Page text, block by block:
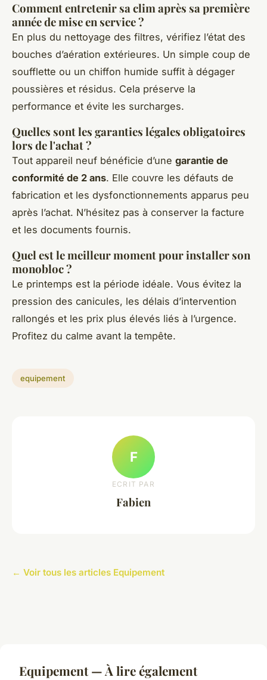
Comment entretenir sa clim après sa première
année de mise en service ?
En plus du nettoyage des filtres, vérifiez l’état des
bouches d’aération extérieures. Un simple coup de
soufflette ou un chiffon humide suffit à dégager
poussières et résidus. Cela préserve la
performance et évite les surcharges.
Quelles sont les garanties légales obligatoires
lors de l'achat ?
Tout appareil neuf bénéficie d’une garantie de
conformité de 2 ans. Elle couvre les défauts de
fabrication et les dysfonctionnements apparus peu
après l’achat. N’hésitez pas à conserver la facture
et les documents fournis.
Quel est le meilleur moment pour installer son
monobloc ?
Le printemps est la période idéale. Vous évitez la
pression des canicules, les délais d’intervention
rallongés et les prix plus élevés liés à l’urgence.
Profitez du calme avant la tempête.
equipement
F
ECRIT PAR
Fabien
← Voir tous les articles Equipement
Equipement — À lire également